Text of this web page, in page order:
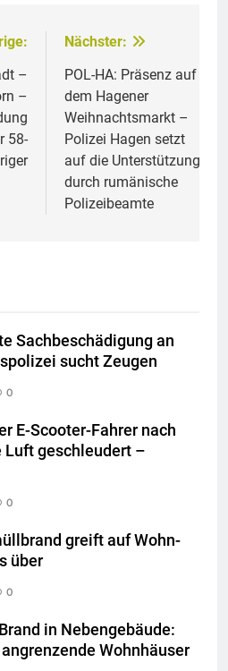
–
–
58-
Nächster:
POL-HA: Präsenz auf
dem Hagener
Weihnachtsmarkt –
Polizei Hagen setzt
auf die Unterstützung
durch rumänische
Polizeibeamte
Sachbeschädigung an
sucht Zeugen
0
E-Scooter-Fahrer nach
Luft geschleudert –
0
greift auf Wohn-
über
0
in Nebengebäude:
Wohnhäuser